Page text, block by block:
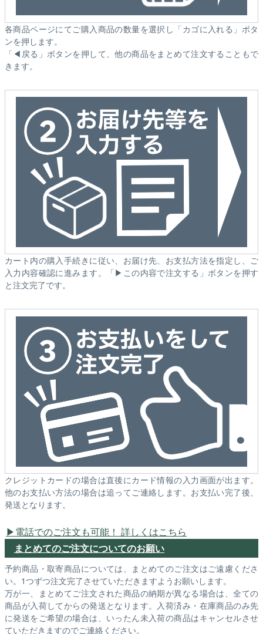
各商品ページにてご購入商品の数量を選択し「カゴに入れる」ボタ
ンを押します。
「◀戻る」ボタンを押して、他の商品をまとめて注文することもで
きます。
カート内の購入手続きに従い、お届け先、お支払方法を指定し、ご
入力内容確認に進みます。「▶この内容で注文する」ボタンを押す
と注文完了です。
クレジットカードの場合は直後にカード情報の入力画面が出ます。
他のお支払い方法の場合は追ってご連絡します。お支払い完了後、
発送となります。
電話でのご注文も可能！ 詳しくはこちら
まとめてのご注文についてのお願い
予約商品・取寄商品については、まとめてのご注文はご遠慮くださ
い。1つずつ注文完了させていただきますようお願いします。
万が一、まとめてご注文された商品の納期が異なる場合は、全ての
商品が入荷してからの発送となります。入荷済み・在庫商品のみ先
に発送をご希望の場合は、いったん未入荷の商品はキャンセルさせ
ていただきますのでご連絡ください。